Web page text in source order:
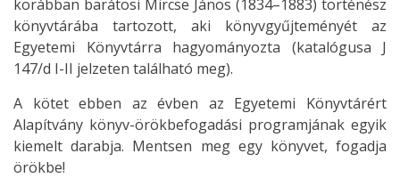
korábban barátosi Mircse János (1834–1883) történész
könyvtárába tartozott, aki könyvgyűjteményét az
Egyetemi Könyvtárra hagyományozta (katalógusa J
147/d I-II jelzeten található meg).
A kötet ebben az évben az Egyetemi Könyvtárért
Alapítvány könyv-örökbefogadási programjának egyik
kiemelt darabja. Mentsen meg egy könyvet, fogadja
örökbe!